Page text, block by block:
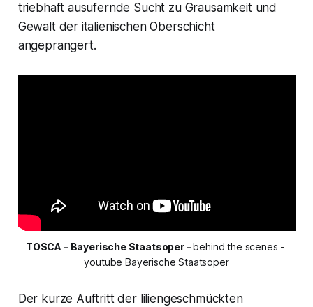
triebhaft ausufernde Sucht zu Grausamkeit und
Gewalt der italienischen Oberschicht
angeprangert.
TOSCA - Bayerische Staatsoper - behind the scenes -
youtube Bayerische Staatsoper
Der kurze Auftritt der liliengeschmückten